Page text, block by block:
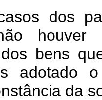
dos
houver
dos bens
adotado
da